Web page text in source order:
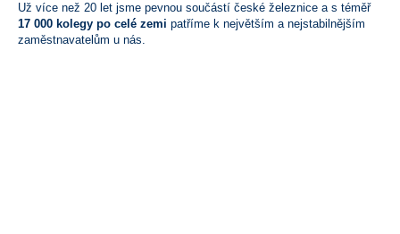
Už více než 20 let jsme pevnou součástí české železnice a s téměř
17 000 kolegy po celé zemi patříme k největším a nejstabilnějším
zaměstnavatelům u nás.